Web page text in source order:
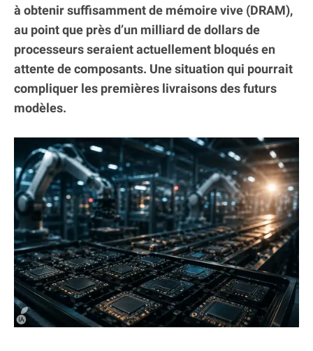
à obtenir suffisamment de mémoire vive (DRAM),
au point que près d’un milliard de dollars de
processeurs seraient actuellement bloqués en
attente de composants. Une situation qui pourrait
compliquer les premières livraisons des futurs
modèles.